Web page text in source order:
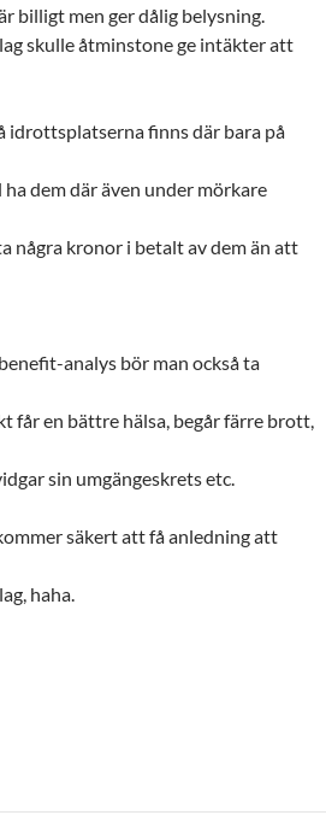
billigt men ger dålig belysning.
skulle åtminstone ge intäkter att
idrottsplatserna finns där bara på
dem där även under mörkare
några kronor i betalt av dem än att
analys bör man också ta
får en bättre hälsa, begår färre brott,
sin umgängeskrets etc.
säkert att få anledning att
haha.